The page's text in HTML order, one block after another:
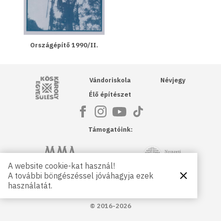
Országépítő 1990/II.
Kós Károly Egyesülés
Vándoriskola
Élő építészet
Névjegy
Támogatóink:
Magyar Művészeti Akadémia NKA
Petőfi Kulturális Ügynökség
© 2016-2026
A website cookie-kat használ!
A további böngészéssel jóváhagyja ezek
használatát.
Bezárás